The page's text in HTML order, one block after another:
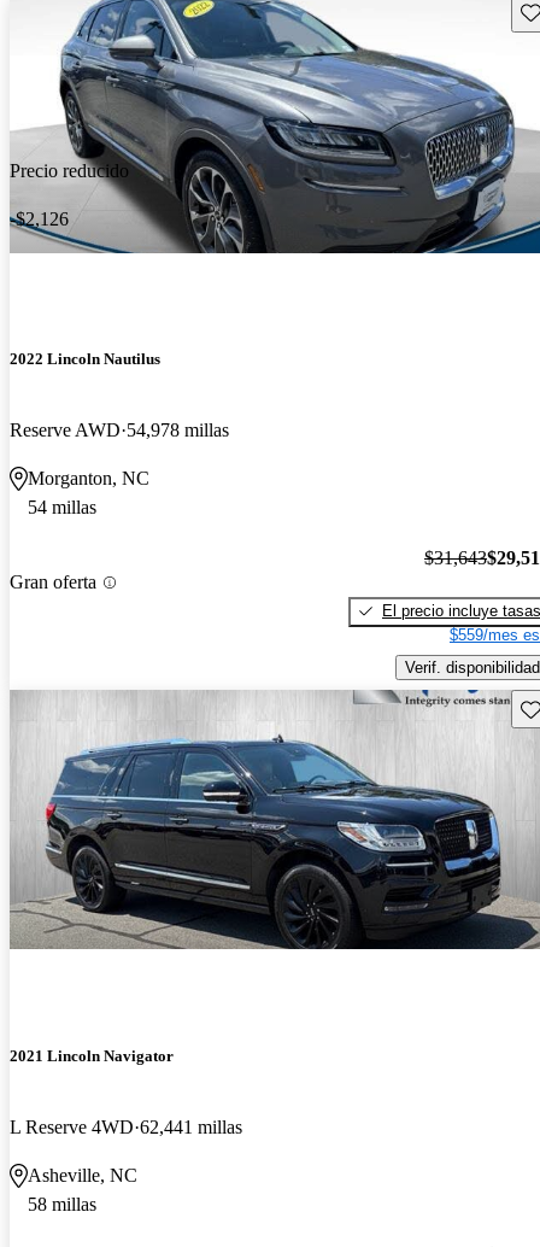
Precio reducido
-$2,126
2022 Lincoln Nautilus
Reserve AWD 54,978 millas
Morganton, NC
54 millas
Gran oferta
$31,643
El precio incluye tasas
$559/mes
Verif. disponibilidad
2021 Lincoln Navigator
L Reserve 4WD 62,441 millas
Asheville, NC
58 millas